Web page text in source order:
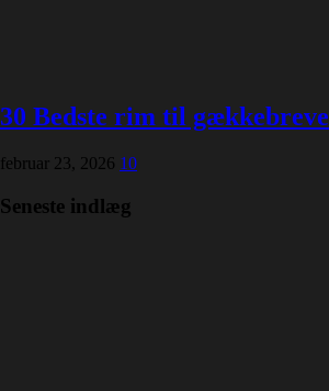
30 Bedste rim til gækkebreve
februar 23, 2026 10
Seneste indlæg